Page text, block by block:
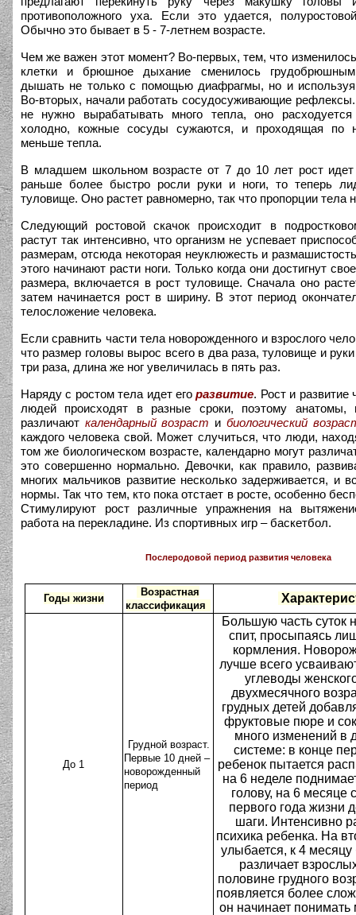
противоположного уха. Если это удается,
Обычно это бывает в 5 - 7-летнем возрасте.
Чем же важен этот момент? Во-первых, тем, что
клетки и брюшное дыхание сменилось
дышать не только с помощью диафрагмы, но и
Во-вторых, начали работать сосудосуживающие рефлексы.
не нужно вырабатывать много тепла, оно
холодно, кожные сосуды сужаются, и проходящая по
меньше тепла.
В младшем школьном возрасте от 7 до 10 лет рост
раньше более быстро росли руки и ноги, то теперь
туловище. Оно растет равномерно, так что пропорции тела
Следующий ростовой скачок происходит в
растут так интенсивно, что организм не успевает
размерам, отсюда некоторая неуклюжесть и
этого начинают расти ноги. Только когда они достигнут
размера, включается в рост туловище. Сначала оно
затем начинается рост в ширину. В этот период
телосложение человека.
Если сравнить части тела новорожденного и взрослого
что размер головы вырос всего в два раза, туловище и
три раза, длина же ног увеличилась в пять раз.
Наряду с ростом тела идет егоразвитие. Рост и развитие
людей происходят в разные сроки, поэтому анатомы,
различают календарный возраст и биологический
каждого человека свой. Может случиться, что люди,
том же биологическом возрасте, календарно могут
это совершенно нормально. Девочки, как правило,
многих мальчиков развитие несколько задерживается, и
нормы. Так что тем, кто пока отстает в росте, особенно
Стимулируют рост различные упражнения на
работа на перекладине. Из спортивных игр – баскетбол.
Послеродовой период развития человека
Годы жизни
Возрастная
классификация
До 1
Грудной возраст.
Первые 10 дней –
новорожденный
период
Большую часть суток
спит, просыпаясь
кормления.
лучше всего
углеводы
двухмесячного
грудных детей
фруктовые пюре и
много изменений в
системе: в конце
ребенок пытается
на 6 неделе
голову, на 6 месяце
первого года жизни
шаги. Интенсивно
психика ребенка. На
улыбается, к 4 месяцу
различает
половине грудного
появляется более
он начинает